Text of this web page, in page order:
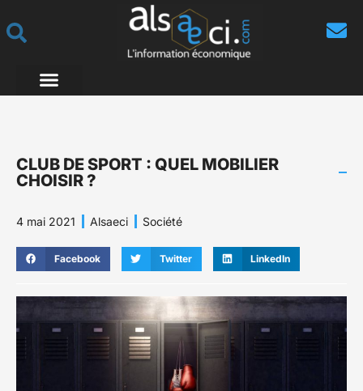
CLUB DE SPORT : QUEL MOBILIER
CHOISIR ?
4 mai 2021 Alsaeci Société
Facebook Twitter LinkedIn